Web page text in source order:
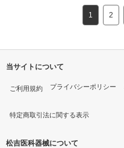
1 2
当サイトについて
ご利用規約 プライバシーポリシー
特定商取引法に関する表示
松吉医科器械について